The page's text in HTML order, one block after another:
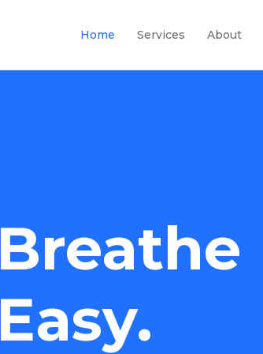
Home Services About
Breathe
Easy.